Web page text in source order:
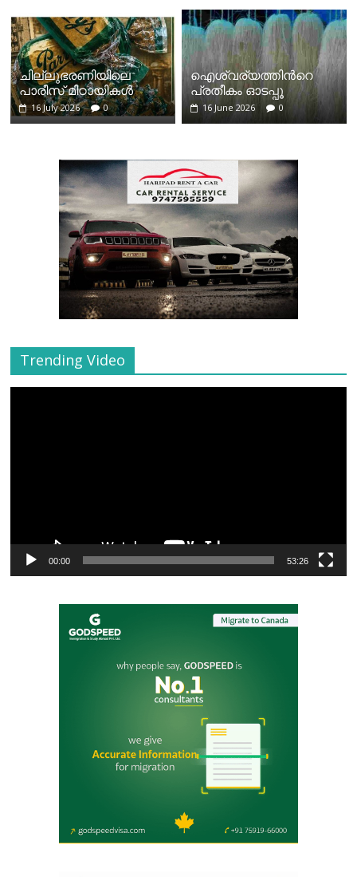
ചില്ലുഭരണിയിലെ
പാരീസ് മിഠായികള്‍
16 July 2026 0
ഐശ്വര്യത്തിന്‍റെ
പ്രതീകം ഓടപ്പൂ
16 June 2026 0
Trending Video
00:00 53:26